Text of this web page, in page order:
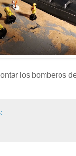
los bomberos